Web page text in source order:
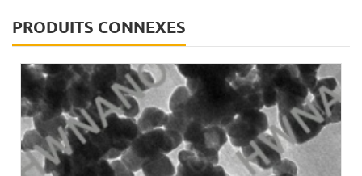
PRODUITS CONNEXES